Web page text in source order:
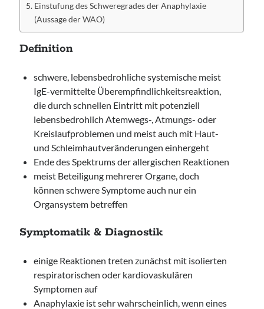
Einstufung des Schweregrades der Anaphylaxie
(Aussage der WAO)
Definition
schwere, lebensbedrohliche systemische meist
IgE-vermittelte Überempfindlichkeitsreaktion,
die durch schnellen Eintritt mit potenziell
lebensbedrohlich Atemwegs-, Atmungs- oder
Kreislaufproblemen und meist auch mit Haut-
und Schleimhautveränderungen einhergeht
Ende des Spektrums der allergischen Reaktionen
meist Beteiligung mehrerer Organe, doch
können schwere Symptome auch nur ein
Organsystem betreffen
Symptomatik & Diagnostik
einige Reaktionen treten zunächst mit isolierten
respiratorischen oder kardiovaskulären
Symptomen auf
Anaphylaxie ist sehr wahrscheinlich, wenn eines